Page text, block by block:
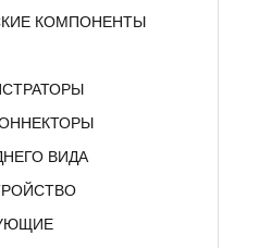
КОМПОНЕНТЫ
ВИДА